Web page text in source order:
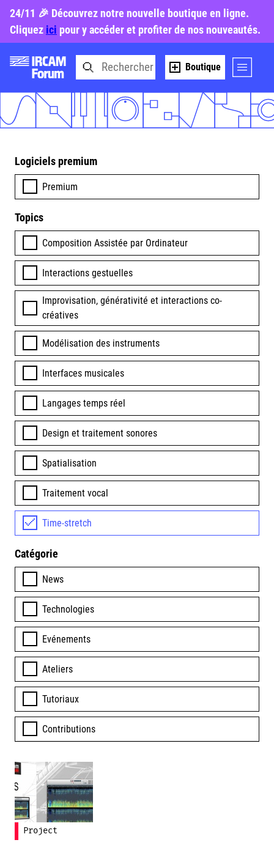
24/11 🎉 Découvrez notre nouvelle boutique en ligne.
Cliquez ici pour y accéder et profiter de nos nouveautés.
Boutique
Logiciels premium
Premium
Topics
Composition Assistée par Ordinateur
Interactions gestuelles
Improvisation, générativité et interactions co-
créatives
Modélisation des instruments
Interfaces musicales
Langages temps réel
Design et traitement sonores
Spatialisation
Traitement vocal
Time-stretch
Catégorie
News
Technologies
Evénements
Ateliers
Tutoriaux
Contributions
Project